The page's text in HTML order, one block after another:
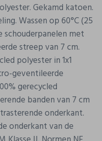
Gekamd katoen.
Wassen op 60°C (25
schouderpanelen met
streep van 7 cm.
polyester in 1x1
geventileerde
gerecycled
banden van 7 cm
onderkant.
onderkant van de